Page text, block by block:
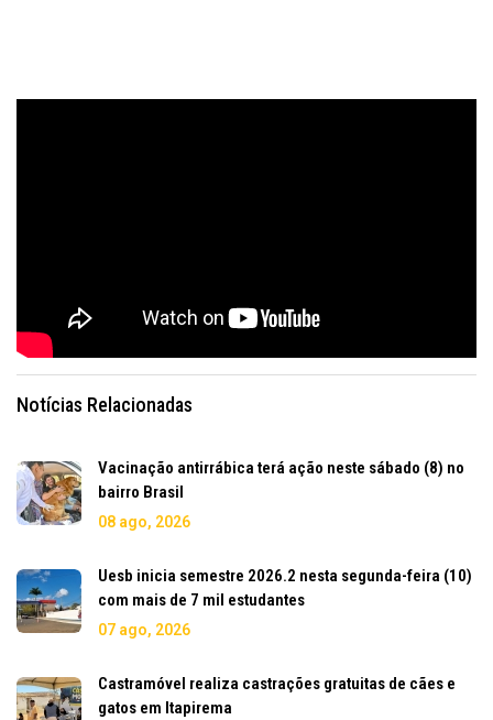
Notícias Relacionadas
Vacinação antirrábica terá ação neste sábado (8) no
bairro Brasil
08 ago, 2026
Uesb inicia semestre 2026.2 nesta segunda-feira (10)
com mais de 7 mil estudantes
07 ago, 2026
Castramóvel realiza castrações gratuitas de cães e
gatos em Itapirema